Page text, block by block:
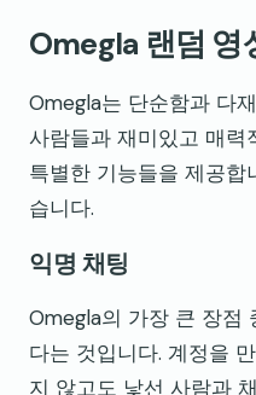
Omegla 랜덤 영
Omegla는 단순함과 다
사람들과 재미있고 매력
특별한 기능들을 제공합
습니다.
익명 채팅
Omegla의 가장 큰 장점
다는 것입니다. 계정을
지 않고도 낯선 사람과